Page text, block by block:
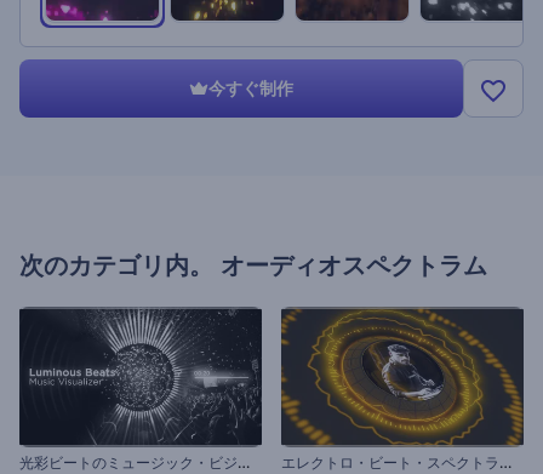
今すぐ制作
次のカテゴリ内。 オーディオスペクトラム
光
彩ビートのミュージック・ビジュアライザー エ
レクトロ・ビート・スペクトラムのビジュアライザー